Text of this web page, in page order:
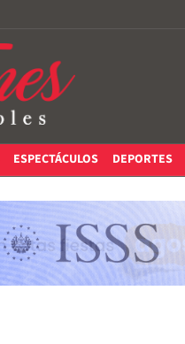
ESPECTÁCULOS DEPORTES